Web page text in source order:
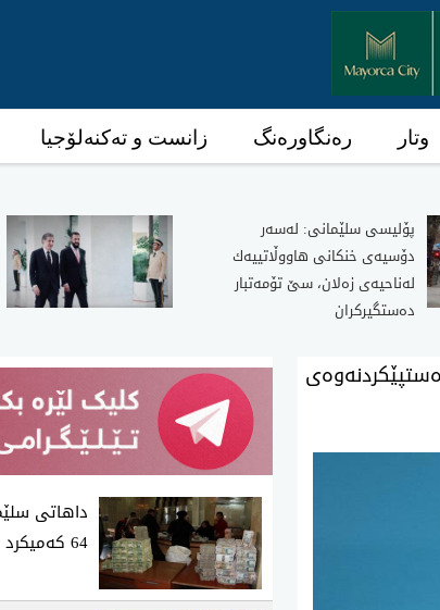
وتار رەنگاورەنگ زانست و تەکنەلۆجیا
پۆلیسی سلێمانی: له‌سه‌ر
دۆسیه‌ی خنكانی هاووڵاتییه‌ك
له‌ناحیه‌ی زه‌لان، سێ تۆمه‌تبار
ده‌ستگیركران
داهاتی
64 كه‌میكرد